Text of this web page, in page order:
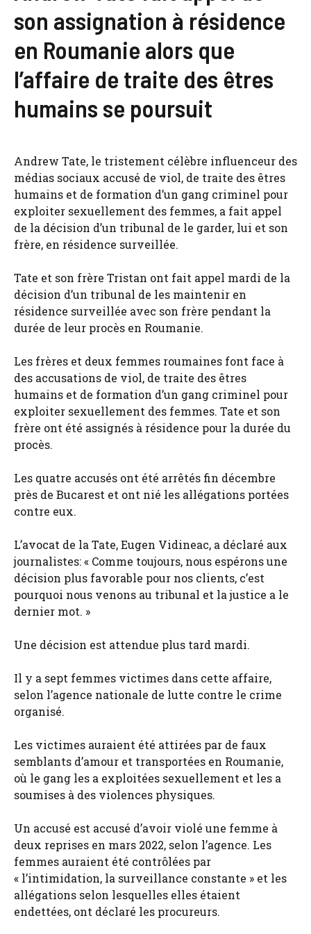
son assignation à résidence
en Roumanie alors que
l’affaire de traite des êtres
humains se poursuit
Andrew Tate, le tristement célèbre influenceur des
médias sociaux accusé de viol, de traite des êtres
humains et de formation d’un gang criminel pour
exploiter sexuellement des femmes, a fait appel
de la décision d’un tribunal de le garder, lui et son
frère, en résidence surveillée.
Tate et son frère Tristan ont fait appel mardi de la
décision d’un tribunal de les maintenir en
résidence surveillée avec son frère pendant la
durée de leur procès en Roumanie.
Les frères et deux femmes roumaines font face à
des accusations de viol, de traite des êtres
humains et de formation d’un gang criminel pour
exploiter sexuellement des femmes. Tate et son
frère ont été assignés à résidence pour la durée du
procès.
Les quatre accusés ont été arrêtés fin décembre
près de Bucarest et ont nié les allégations portées
contre eux.
L’avocat de la Tate, Eugen Vidineac, a déclaré aux
journalistes: « Comme toujours, nous espérons une
décision plus favorable pour nos clients, c’est
pourquoi nous venons au tribunal et la justice a le
dernier mot. »
Une décision est attendue plus tard mardi.
Il y a sept femmes victimes dans cette affaire,
selon l’agence nationale de lutte contre le crime
organisé.
Les victimes auraient été attirées par de faux
semblants d’amour et transportées en Roumanie,
où le gang les a exploitées sexuellement et les a
soumises à des violences physiques.
Un accusé est accusé d’avoir violé une femme à
deux reprises en mars 2022, selon l’agence. Les
femmes auraient été contrôlées par
« l’intimidation, la surveillance constante » et les
allégations selon lesquelles elles étaient
endettées, ont déclaré les procureurs.